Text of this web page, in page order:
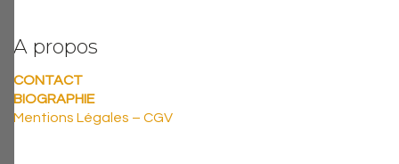
A propos
CONTACT
BIOGRAPHIE
Mentions Légales – CGV